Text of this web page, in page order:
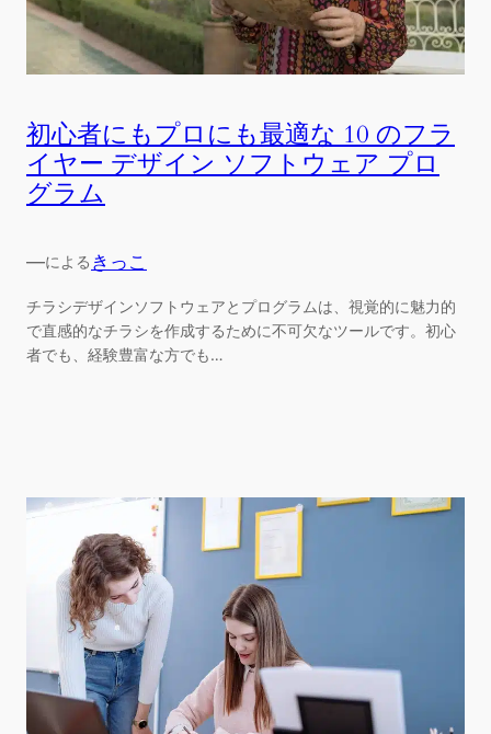
初心者にもプロにも最適な 10 のフラ
イヤー デザイン ソフトウェア プロ
グラム
—による きっこ
チラシデザインソフトウェアとプログラムは、視覚的に魅力的
で直感的なチラシを作成するために不可欠なツールです。初心
者でも、経験豊富な方でも…